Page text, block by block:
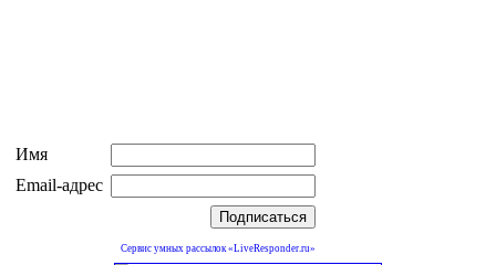
Имя
Email-адрес
Сервис умных рассылок «LiveResponder.ru»